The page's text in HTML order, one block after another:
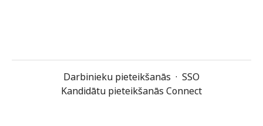
Darbinieku pieteikšanās · SSO
Kandidātu pieteikšanās Connect